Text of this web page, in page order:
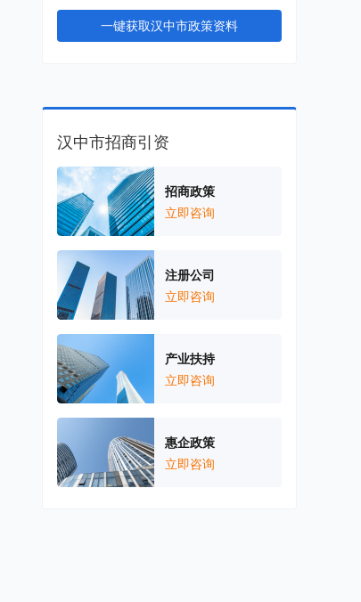
一键获取汉中市政策资料
汉中市招商引资
招商政策
立即咨询
注册公司
立即咨询
产业扶持
立即咨询
惠企政策
立即咨询